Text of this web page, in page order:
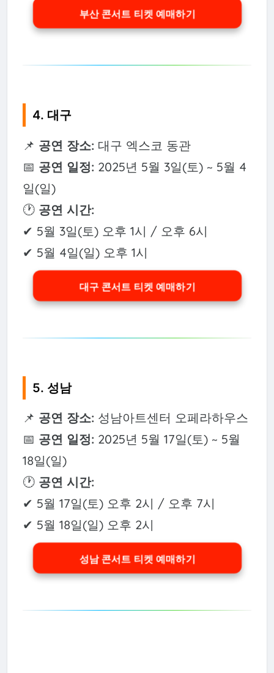
부산 콘서트 티켓 예매하기
4. 대구
📌 공연 장소: 대구 엑스코 동관
📅 공연 일정: 2025년 5월 3일(토) ~ 5월 4
일(일)
🕐 공연 시간:
✔ 5월 3일(토) 오후 1시 / 오후 6시
✔ 5월 4일(일) 오후 1시
대구 콘서트 티켓 예매하기
5. 성남
📌 공연 장소: 성남아트센터 오페라하우스
📅 공연 일정: 2025년 5월 17일(토) ~ 5월
18일(일)
🕐 공연 시간:
✔ 5월 17일(토) 오후 2시 / 오후 7시
✔ 5월 18일(일) 오후 2시
성남 콘서트 티켓 예매하기